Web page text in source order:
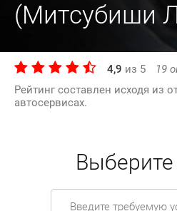
(Митсубиши
4,9 из 5 19
Рейтинг составлен исходя из
автосервисах.
Выберите